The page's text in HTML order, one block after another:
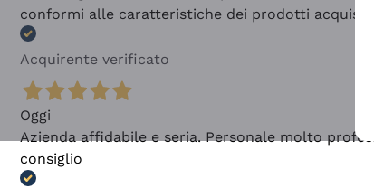
conformi alle caratteristiche dei prodotti
Acquirente verificato
Oggi
Azienda affidabile e seria. Personale molto
consiglio